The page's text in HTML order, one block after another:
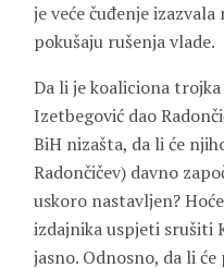
je veće čuđenje
pokušaju rušenja vlade.
Da li je koaliciona trojka
Izetbegović dao
BiH nizašta, da li će
Radončičev) davno
uskoro nastavljen?
izdajnika uspjeti srušiti
jasno. Odnosno, da li